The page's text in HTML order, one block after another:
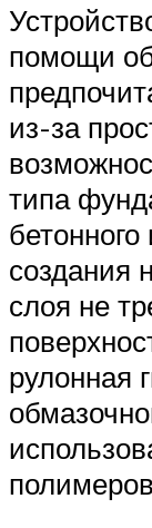
помощи
из-за
типа
создания
слоя не
рулонная